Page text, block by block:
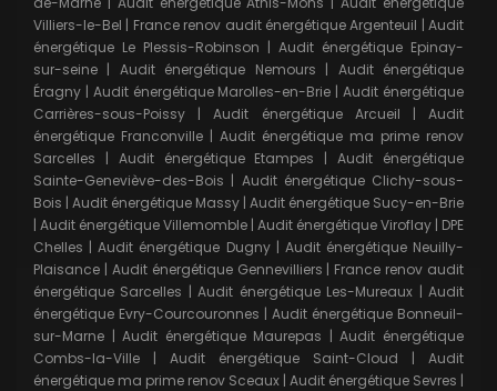
Villiers-le-Bel | France renov audit énergétique Argenteuil | Audit
énergétique Le Plessis-Robinson | Audit énergétique Epinay-
sur-seine | Audit énergétique Nemours | Audit énergétique
Éragny | Audit énergétique Marolles-en-Brie |Audit énergétique
Carrières-sous-Poissy |Audit énergétique Arcueil |Audit
énergétique Franconville | Audit énergétique ma prime renov
Sarcelles | Audit énergétique Etampes |Audit énergétique
Sainte-Geneviève-des-Bois | Audit énergétique Clichy-sous-
Bois | Audit énergétique Massy | Audit énergétique Sucy-en-Brie
| Audit énergétique Villemomble | Audit énergétique Viroflay | DPE
Chelles |Audit énergétique Dugny| Audit énergétique Neuilly-
Plaisance | Audit énergétique Gennevilliers | France renov audit
énergétique Sarcelles |Audit énergétique Les-Mureaux |Audit
énergétique Evry-Courcouronnes | Audit énergétique Bonneuil-
sur-Marne |Audit énergétique Maurepas |Audit énergétique
Combs-la-Ville | Audit énergétique Saint-Cloud | Audit
énergétique ma prime renov Sceaux | Audit énergétique Sevres |